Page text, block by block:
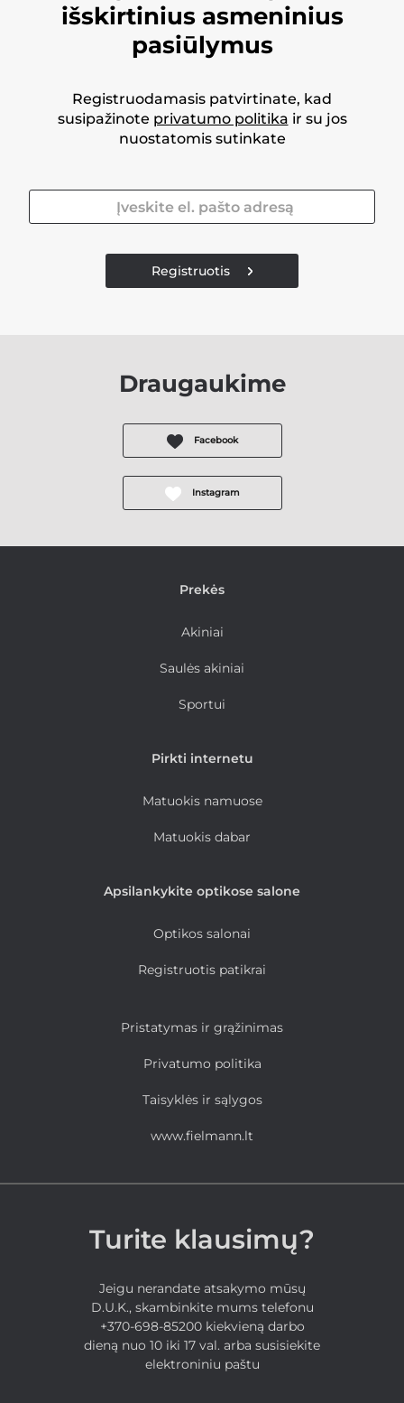
išskirtinius asmeninius
pasiūlymus
Registruodamasis patvirtinate, kad
susipažinote privatumo politika ir su jos
nuostatomis sutinkate
Registruotis
Draugaukime
Facebook
Instagram
Prekės
Akiniai
Saulės akiniai
Sportui
Pirkti internetu
Matuokis namuose
Matuokis dabar
Apsilankykite optikose salone
Optikos salonai
Registruotis patikrai
Pristatymas ir grąžinimas
Privatumo politika
Taisyklės ir sąlygos
www.fielmann.lt
Turite klausimų?
Jeigu nerandate atsakymo mūsų
D.U.K., skambinkite mums telefonu
+370-698-85200 kiekvieną darbo
dieną nuo 10 iki 17 val. arba susisiekite
elektroniniu paštu